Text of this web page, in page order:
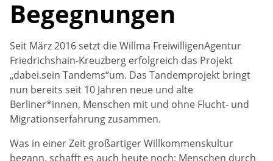
Förderer
Begegnungen
Seit März 2016 setzt die Willma FreiwilligenAgentur
Friedrichshain-Kreuzberg erfolgreich das Projekt
„dabei.sein Tandems“um. Das Tandemprojekt bringt
nun bereits seit 10 Jahren neue und alte
Berliner*innen, Menschen mit und ohne Flucht- und
Migrationserfahrung zusammen.
Was in einer Zeit großartiger Willkommenskultur
begann, schafft es auch heute noch: Menschen durch